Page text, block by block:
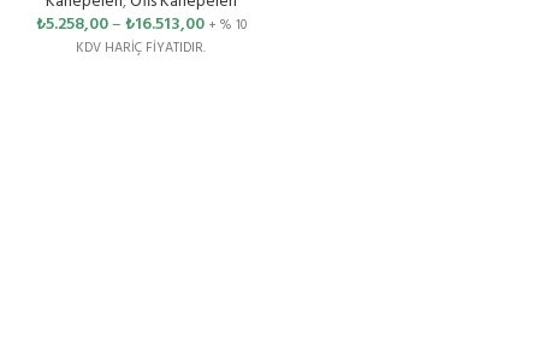
₺5.258,00–₺16.513,00 + % 10
KDV HARİÇ FİYATIDIR.